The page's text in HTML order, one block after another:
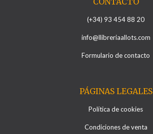
(+34) 93 454 88 20
info@llibreriaallots.com
Formulario de contacto
PÁGINAS LEGALES
Política de cookies
Condiciones de venta